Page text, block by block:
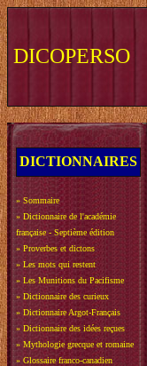
DICOPERSO
DICTIONNAIRES
» Sommaire
» Dictionnaire de l'académie
française - Septième édition
» Proverbes et dictons
» Les mots qui restent
» Les Munitions du Pacifisme
» Dictionnaire des curieux
» Dictionnaire Argot-Français
» Dictionnaire des idées reçues
» Mythologie grecque et romaine
» Glossaire franco-canadien